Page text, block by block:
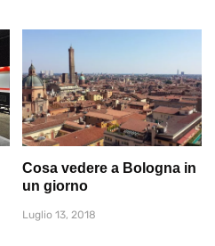
Cosa vedere a Bologna in
un giorno
Luglio 13, 2018